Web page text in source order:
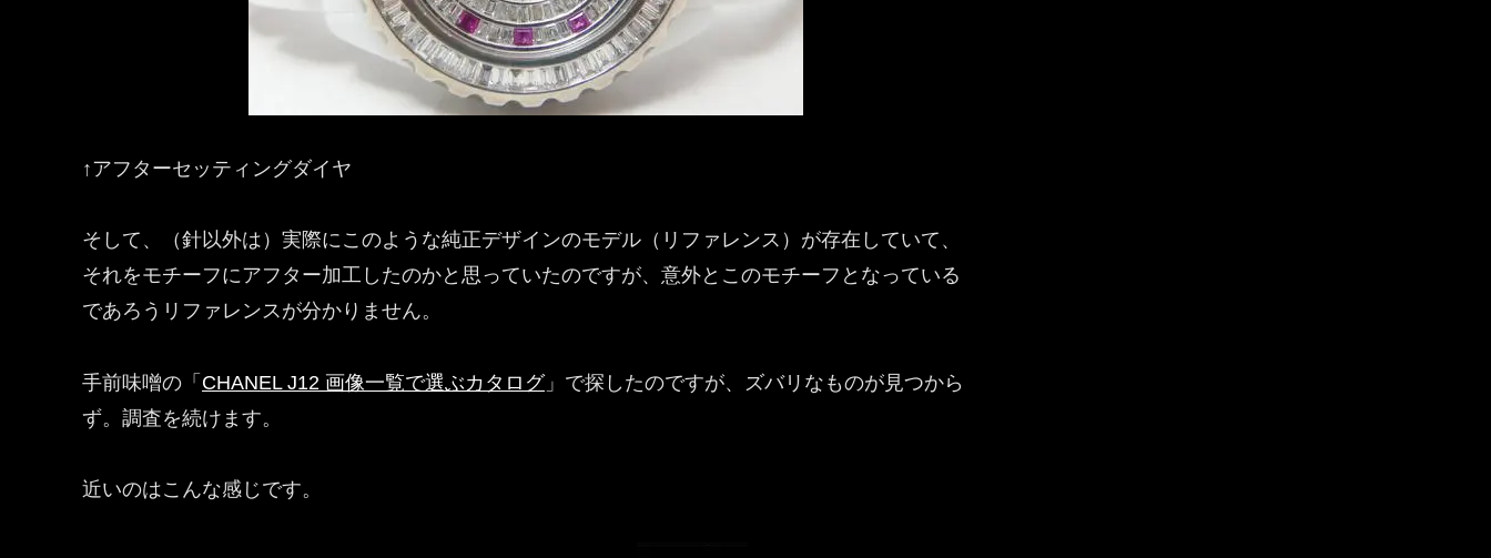
↑アフターセッティングダイヤ
そして、（針以外は）実際にこのような純正デザインのモデル（リファレンス）が存在していて、
それをモチーフにアフター加工したのかと思っていたのですが、意外とこのモチーフとなっている
であろうリファレンスが分かりません。
手前味噌の「 CHANEL J12 画像一覧で選ぶカタログ」で探したのですが、ズバリなものが見つから
ず。調査を続けます。
近いのはこんな感じです。